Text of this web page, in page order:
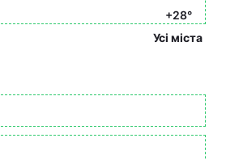
+28°
Усі міста